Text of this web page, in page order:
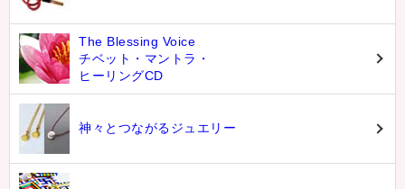
The Blessing Voice
チベット・マントラ・
ヒーリングCD
神々とつながるジュエリー